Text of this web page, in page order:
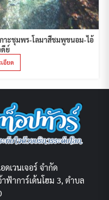
กาะชุมพร-โลมาสีชมพูขนอม-ไอ้
ดีย์
อียด
เวนเจอร์ จำกัด
ฟ้าการ์เด้นโฮม 3, ตำบล